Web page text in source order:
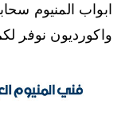
ابواب المنيوم
واكورديون نوفر